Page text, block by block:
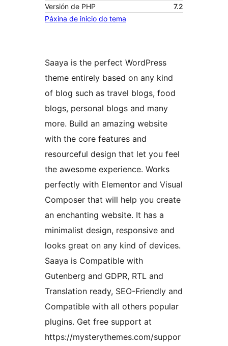
Versión de PHP
7.2
Páxina de inicio do tema
Saaya is the perfect WordPress
theme entirely based on any kind
of blog such as travel blogs, food
blogs, personal blogs and many
more. Build an amazing website
with the core features and
resourceful design that let you feel
the awesome experience. Works
perfectly with Elementor and Visual
Composer that will help you create
an enchanting website. It has a
minimalist design, responsive and
looks great on any kind of devices.
Saaya is Compatible with
Gutenberg and GDPR, RTL and
Translation ready, SEO-Friendly and
Compatible with all others popular
plugins. Get free support at
https://mysterythemes.com/suppor